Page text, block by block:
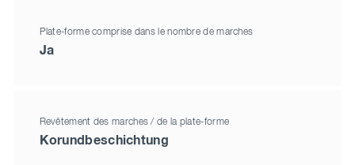
Plate-forme comprise dans le nombre de marches
Ja
Revêtement des marches / de la plate-forme
Korundbeschichtung